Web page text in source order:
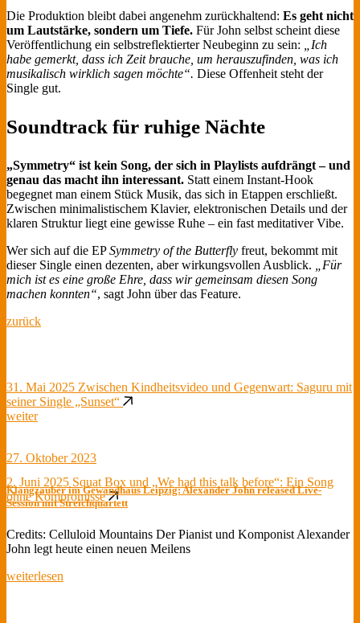
Die Produktion bleibt dabei angenehm zurückhaltend: Es geht nicht
um Lautstärke, sondern um Tiefe. Für John selbst scheint diese
Veröffentlichung ein selbstreflektierter Neubeginn zu sein:
„Ich
habe gemerkt, dass ich Zeit brauche, um herauszufinden, was ich
musikalisch wirklich sagen möchte“. Diese Offenheit steht der
Single gut.
Soundtrack für ruhige Nächte
„Symmetry“ ist kein Song, der sich in Playlists aufdrängt – und
genau das macht ihn interessant. Statt einem Instant-Hook
begegnet man einem Stück Musik, das sich in Etappen erschließt.
Zwischen minimalistischem Klavier, elektronischen Details und der
klaren Struktur liegt eine gewisse Ruhe – ein fast meditativer Vibe.
Wer sich auf die EPSymmetry of the Butterfly freut, bekommt mit
dieser Single einen dezenten, aber wirkungsvollen Ausblick.
„Für
mich ist es eine große Ehre, dass wir gemeinsam diesen Song
machen konnten“, sagt John über das Feature.
zurück
31. Mai 2025 Zwischen Kindheitsvideo und Gegenwart: Saguru mit
seiner Single „Sunset“
weiter
2. Juni 2025 Squat Box und „We had this talk before“: Ein Song
ohne Kompromisse
27. Oktober 2023
Klangzauber im Gewandhaus Leipzig: Alexander John released Live-
Session mit Streichquartett
Credits: Celluloid Mountains Der Pianist und Komponist Alexander
John legt heute einen neuen Meilens
weiterlesen